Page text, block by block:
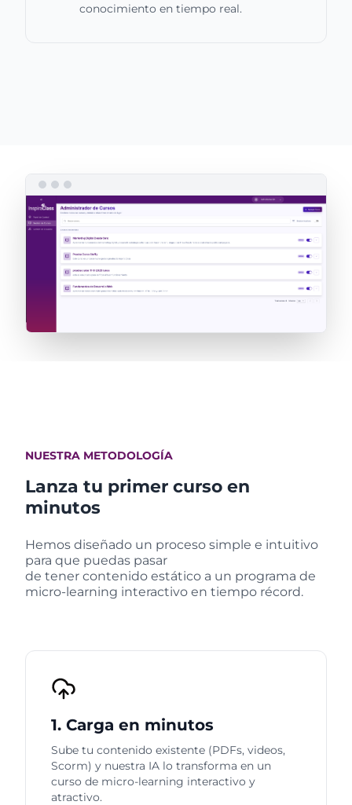
conocimiento en tiempo real.
NUESTRA METODOLOGÍA
Lanza tu primer curso en
minutos
Hemos diseñado un proceso simple e intuitivo
para que puedas pasar
de tener contenido estático a un programa de
micro-learning interactivo en tiempo récord.
1. Carga en minutos
Sube tu contenido existente (PDFs, videos,
Scorm) y nuestra IA lo transforma en un
curso de micro-learning interactivo y
atractivo.